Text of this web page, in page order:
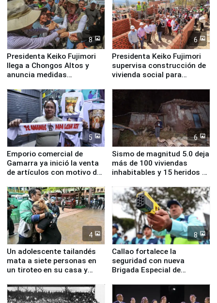
8
Presidenta Keiko Fujimori
llega a Chongos Altos y
anuncia medidas
educación, salud y empleo
6
Presidenta Keiko Fujimori
supervisa construcción de
vivienda social para
5
Emporio comercial de
Gamarra ya inició la venta
de artículos con motivo de
6
Sismo de magnitud 5.0 deja
más de 100 viviendas
inhabitables y 15 heridos en
4
Un adolescente tailandés
mata a siete personas en
un tiroteo en su casa y
8
Callao fortalece la
seguridad con nueva
Brigada Especial de
equipamiento para
Serenazgo